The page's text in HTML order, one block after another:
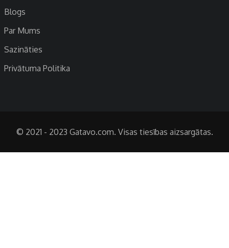
Blogs
Par Mums
Sazināties
Privātuma Politika
© 2021 - 2023 Gatavo.com. Visas tiesības aizsargātas.